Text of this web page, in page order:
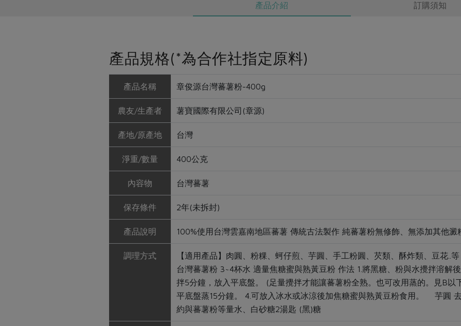
產品介紹 訂購須知
產品規格(*為合作社指定原料)
產品名稱 章俊源台灣蕃薯粉-400g
農友/生產者 薯寶國際有限公司(章源)
產地/原產地 台灣
淨重/數量 400公克
內容物 台灣蕃薯
保存條件 2年(未拆封)
產品說明 100%使用台灣雲嘉南地區蕃薯 傳統古法製作 純蕃薯粉無修飾、無添加其他
調理方式
【適用產品】肉圓、粉粿、蚵仔煎、芋圓、手工粉圓、芡類、酥炸類、豆花
台灣蕃薯粉 3~4杯水 適量焦糖蜜與熟黃豆粉 作法 1.將黑糖、粉與水攪拌溶解
拌5分鐘，放入平底盤。 (足量攪拌才能讓蕃薯粉全熟。也可改用蒸的。見B以
平底盤蒸15分鐘。 4.可放入冰水或冰涼後加焦糖蜜與熟黃豆粉食用。 芋圓
約與蕃薯粉等量水、白砂糖2湯匙 (黑)糖